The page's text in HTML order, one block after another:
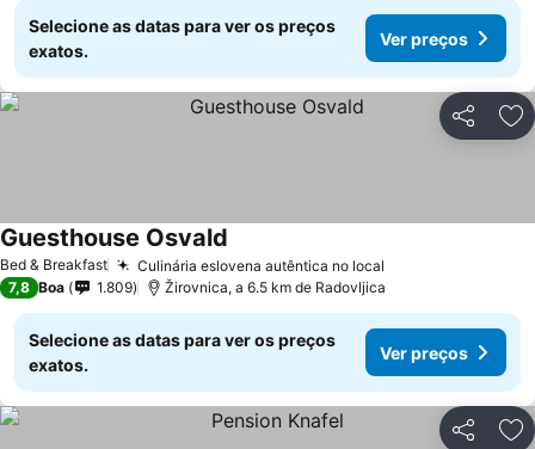
Selecione as datas para ver os preços
exatos.
Ver preços
Partilhar
Bed & Breakfast Culinária eslovena autêntica no local
Guesthouse Osvald
7,8 Boa 1.809 Žirovnica, a 6.5 km de Radovljica
Selecione as datas para ver os preços
exatos.
Ver preços
Partilhar